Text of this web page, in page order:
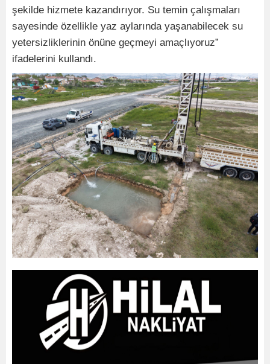
şekilde hizmete kazandırıyor. Su temin çalışmaları
sayesinde özellikle yaz aylarında yaşanabilecek su
yetersizliklerinin önüne geçmeyi amaçlıyoruz”
ifadelerini kullandı.